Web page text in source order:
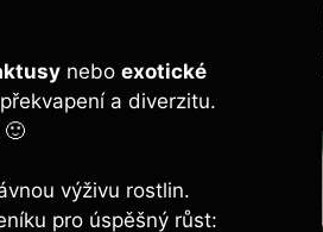
nebo exotické
a diverzitu.
výživu rostlin.
pro úspěšný růst: